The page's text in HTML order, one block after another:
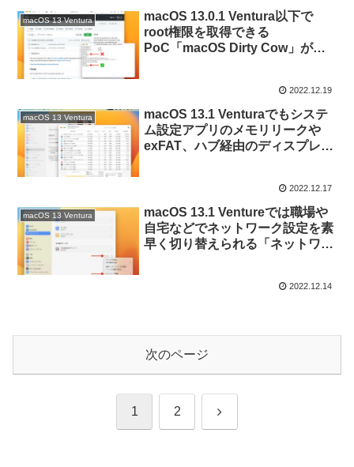
macOS 13 Ventura
macOS 13.0.1 Ventura以下で
root権限を取得できる
PoC「macOS Dirty Cow」が公
2022.12.19
macOS 13 Ventura
macOS 13.1 Venturaでもシステ
ム設定アプリのメモリリークや
exFAT、ハブ経由のディスプレイ
2022.12.17
macOS 13 Ventura
macOS 13.1 Ventureでは職場や
自宅などでネットワーク設定を素
早く切り替えられる「ネットワー
2022.12.14
次のページ
1 2 次